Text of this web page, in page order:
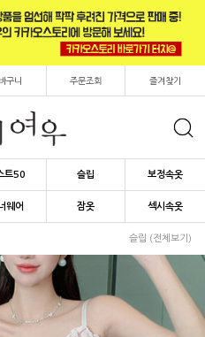
구니 주문조회 즐겨찾기
트50 슬립 보정속옷
웨어 잠옷 섹시속옷
슬립 (전체보기)